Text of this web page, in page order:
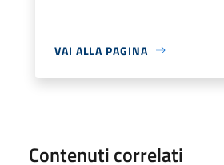
VAI ALLA PAGINA
Contenuti correlati